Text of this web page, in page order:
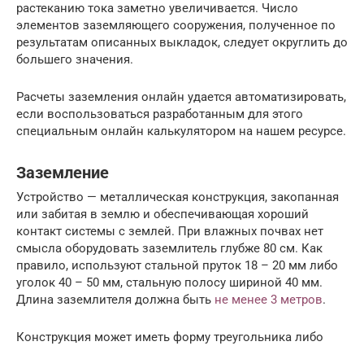
растеканию тока заметно увеличивается. Число
элементов заземляющего сооружения, полученное по
результатам описанных выкладок, следует округлить до
большего значения.
Расчеты заземления онлайн удается автоматизировать,
если воспользоваться разработанным для этого
специальным онлайн калькулятором на нашем ресурсе.
Заземление
Устройство — металлическая конструкция, закопанная
или забитая в землю и обеспечивающая хороший
контакт системы с землей. При влажных почвах нет
смысла оборудовать заземлитель глубже 80 см. Как
правило, используют стальной пруток 18 – 20 мм либо
уголок 40 – 50 мм, стальную полосу шириной 40 мм.
Длина заземлителя должна быть не менее 3 метров.
Конструкция может иметь форму треугольника либо